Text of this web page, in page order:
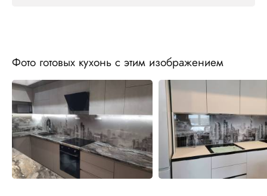
Фото готовых кухонь с этим изображением